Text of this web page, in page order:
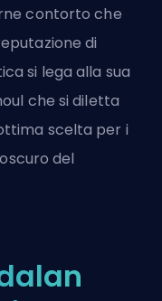
contorto che
di
si lega alla sua
che si diletta
scelta per i
del